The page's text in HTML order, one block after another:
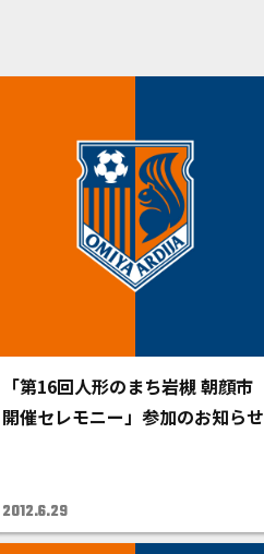
「第16回人形のまち岩槻 朝顔市
開催セレモニー」参加のお知らせ
2012.6.29